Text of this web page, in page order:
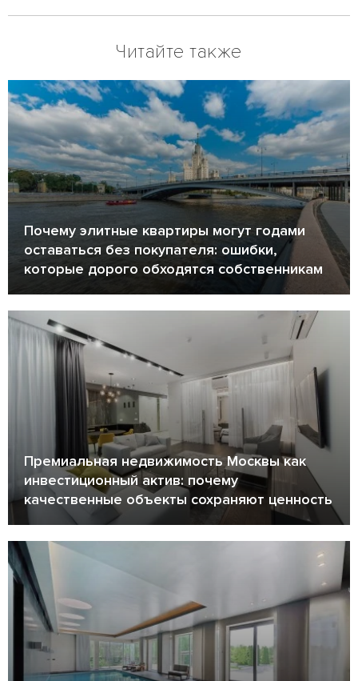
Читайте также
Почему элитные квартиры могут годами
оставаться без покупателя: ошибки,
которые дорого обходятся собственникам
Премиальная недвижимость Москвы как
инвестиционный актив: почему
качественные объекты сохраняют ценность